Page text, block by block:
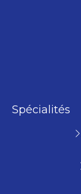
Spécialités